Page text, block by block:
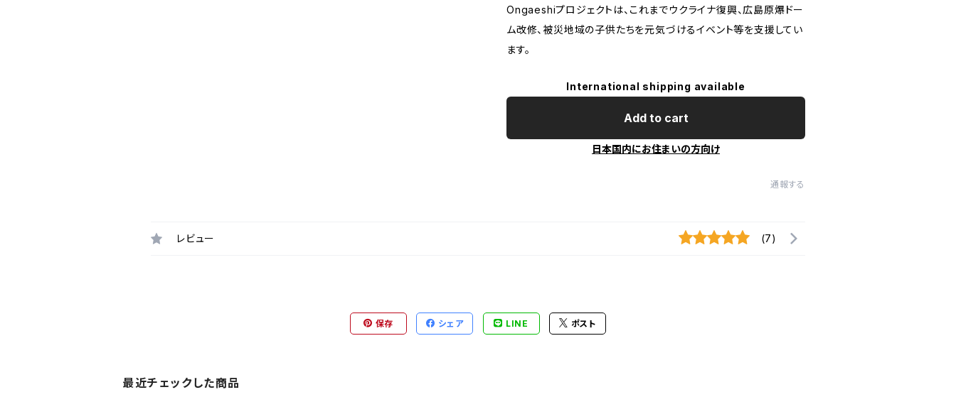
Ongaeshiプロジェクトは、これまでウクライナ復興、広島原爆ドー
ム改修、被災地域の子供たちを元気づけるイベント等を支援してい
ます。
International shipping available
Add to cart
日本国内にお住まいの方向け
通報する
レビュー (7)
保存 シェア LINE ポスト
最近チェックした商品